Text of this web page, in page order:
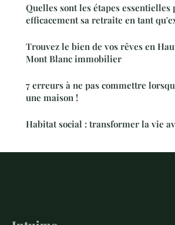
Quelles sont les étapes
efficacement sa retraite en tant
Trouvez le bien de vos rêves en
Mont Blanc immobilier
7 erreurs à ne pas commettre
une maison !
Habitat social : transformer la vie